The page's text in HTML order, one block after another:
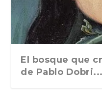
El bosque que
de Pablo Dobri...